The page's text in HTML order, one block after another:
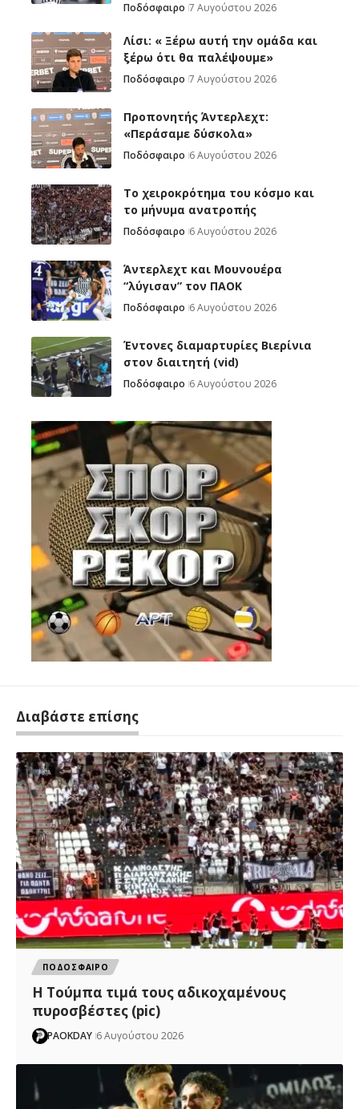
Ποδόσφαιρο 7 Αυγούστου 2026
Λίσι: « Ξέρω αυτή την ομάδα και
ξέρω ότι θα παλέψουμε»
Ποδόσφαιρο 7 Αυγούστου 2026
Προπονητής Άντερλεχτ:
«Περάσαμε δύσκολα»
Ποδόσφαιρο 6 Αυγούστου 2026
Το χειροκρότημα του κόσμο και
το μήνυμα ανατροπής
Ποδόσφαιρο 6 Αυγούστου 2026
Άντερλεχτ και Μουνουέρα
“λύγισαν” τον ΠΑΟΚ
Ποδόσφαιρο 6 Αυγούστου 2026
Έντονες διαμαρτυρίες Βιερίνια
στον διαιτητή (vid)
Ποδόσφαιρο 6 Αυγούστου 2026
Διαβάστε επίσης
ΠΟΔΟΣΦΑΙΡΟ
H Tούμπα τιμά τους αδικοχαμένους
πυροσβέστες (pic)
PAOKDAY 6 Αυγούστου 2026